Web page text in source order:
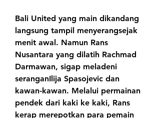
Bali United yang main dikandang
langsung tampil menyerangsejak
menit awal. Namun Rans
Nusantara yang dilatih Rachmad
Darmawan, sigap meladeni
seranganIlija Spasojevic dan
kawan-kawan. Melalui permainan
pendek dari kaki ke kaki, Rans
kerap merepotkan para pemain